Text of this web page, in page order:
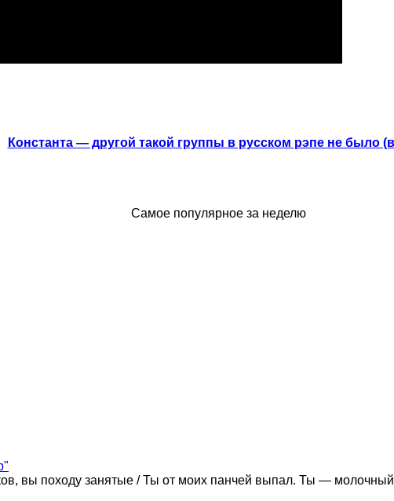
Константа — другой такой группы в русском рэпе не было
Самое популярное за неделю
вы походу занятые / Ты от моих панчей выпал. Ты —